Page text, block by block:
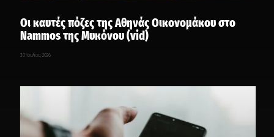
Οι καυτές πόζες της Αθηνάς Οικονομάκου στο
Nammos της Μυκόνου (vid)
30 Ιουλίου, 2026